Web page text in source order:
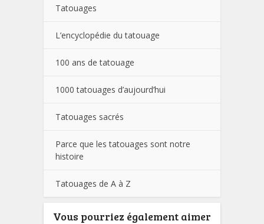
Tatouages
L’encyclopédie du tatouage
100 ans de tatouage
1000 tatouages d’aujourd’hui
Tatouages sacrés
Parce que les tatouages sont notre
histoire
Tatouages de A à Z
Vous pourriez également aimer